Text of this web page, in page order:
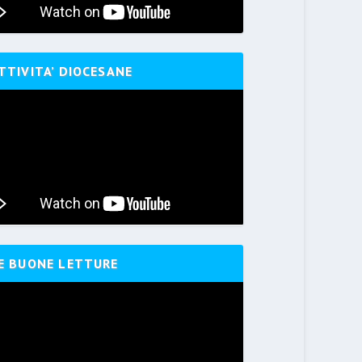
DIOCESANE
BUONE LETTURE